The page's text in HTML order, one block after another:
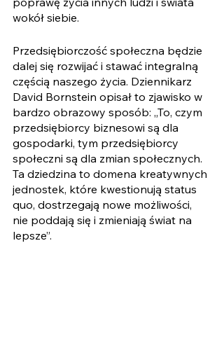
wokół siebie.
Przedsiębiorczość społeczna będzie
dalej się rozwijać i stawać integralną
częścią naszego życia. Dziennikarz
David Bornstein opisał to zjawisko w
bardzo obrazowy sposób: „To, czym
przedsiębiorcy biznesowi są dla
gospodarki, tym przedsiębiorcy
społeczni są dla zmian społecznych.
Ta dziedzina to domena kreatywnych
jednostek, które kwestionują status
quo, dostrzegają nowe możliwości,
nie poddają się i zmieniają świat na
lepsze”.